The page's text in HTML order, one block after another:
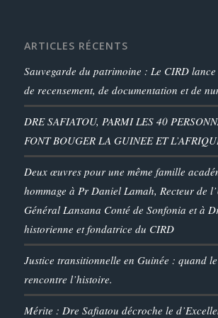
ARTICLES RÉCENTS
Sauvegarde du patrimoine : Le CIRD
de recensement, de documentation et de
DRE SAFIATOU, PARMI LES 40
FONT BOUGER LA GUINEE ET
Deux œuvres pour une même famille
hommage à Pr Daniel Lamah, Recteur de
Général Lansana Conté de Sonfonia et à
historienne et fondatrice du CIRD
Justice transitionnelle en Guinée : quand
rencontre l’histoire.
Mérite : Dre Safiatou décroche le